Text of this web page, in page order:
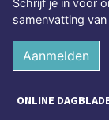
Schrijf je in voor
samenvatting
Aanmelden
ONLINE